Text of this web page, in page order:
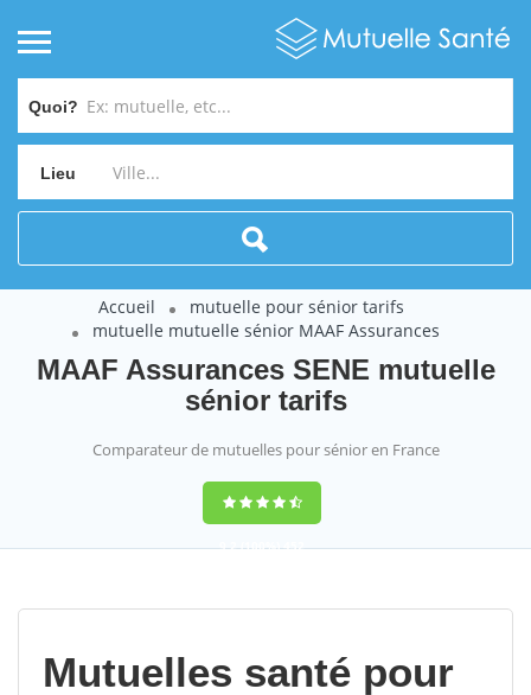
Quoi?
Lieu
Accueil
mutuelle pour sénior tarifs
mutuelle mutuelle sénior MAAF Assurances
MAAF Assurances SENE mutuelle
sénior tarifs
Comparateur de mutuelles pour sénior en France
9,2(100%)452
Mutuelles santé pour